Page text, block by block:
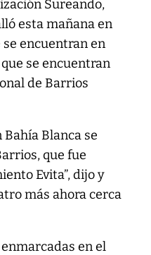
Sureando,
esta mañana en
se encuentran en
se encuentran
de Barrios
Bahía Blanca se
que fue
Evita”, dijo y
más ahora cerca
en el